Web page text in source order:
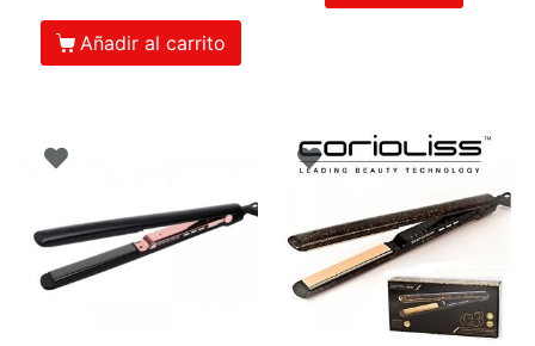
Añadir al carrito